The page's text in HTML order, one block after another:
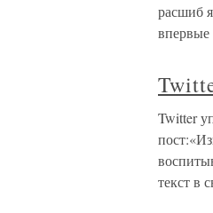
расшиб
впервые
Twitter
текст в